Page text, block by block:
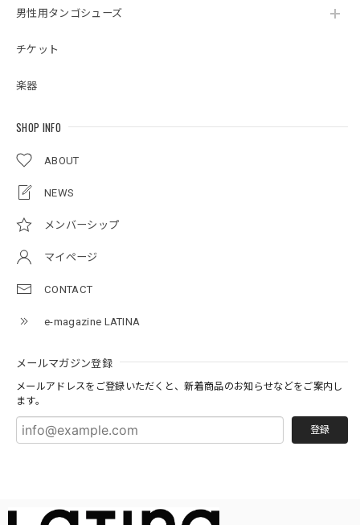
男性用タンゴシューズ
チケット
楽器
SHOP INFO
ABOUT
NEWS
メンバーシップ
マイページ
CONTACT
e-magazine LATINA
メールマガジン登録
メールアドレスをご登録いただくと、新着商品のお知らせなどをご案内し
ます。
登録